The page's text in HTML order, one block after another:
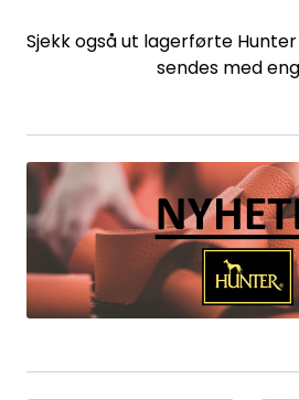
Sjekk også ut lagerførte
sendes med